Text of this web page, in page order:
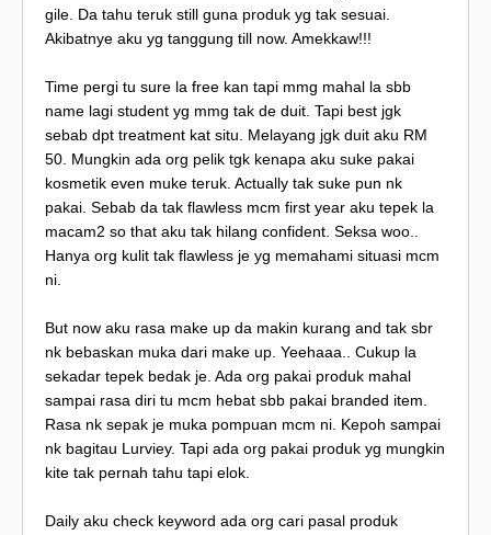
gile. Da tahu teruk still guna produk yg tak sesuai.
Akibatnye aku yg tanggung till now. Amekkaw!!!
Time pergi tu sure la free kan tapi mmg mahal la sbb
name lagi student yg mmg tak de duit. Tapi best jgk
sebab dpt treatment kat situ. Melayang jgk duit aku RM
50. Mungkin ada org pelik tgk kenapa aku suke pakai
kosmetik even muke teruk. Actually tak suke pun nk
pakai. Sebab da tak flawless mcm first year aku tepek la
macam2 so that aku tak hilang confident. Seksa woo..
Hanya org kulit tak flawless je yg memahami situasi mcm
ni.
But now aku rasa make up da makin kurang and tak sbr
nk bebaskan muka dari make up. Yeehaaa.. Cukup la
sekadar tepek bedak je. Ada org pakai produk mahal
sampai rasa diri tu mcm hebat sbb pakai branded item.
Rasa nk sepak je muka pompuan mcm ni. Kepoh sampai
nk bagitau Lurviey. Tapi ada org pakai produk yg mungkin
kite tak pernah tahu tapi elok.
Daily aku check keyword ada org cari pasal produk